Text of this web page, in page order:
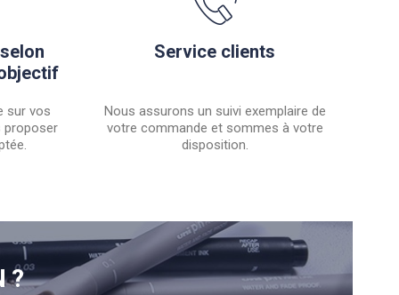
sur vos
proposer
Service clients
Nous assurons un suivi exemplaire de
votre commande et sommes à votre
disposition.